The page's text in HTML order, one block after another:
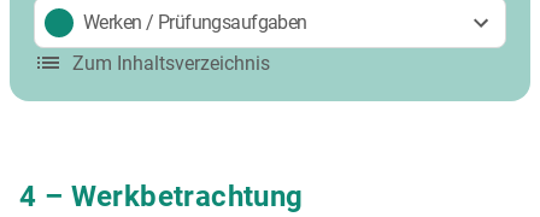
Werken / Prüfungsaufgaben
Zum Inhaltsverzeichnis
4 – Werkbetrachtung